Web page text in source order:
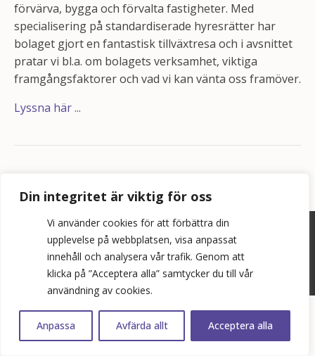
Din integritet är viktig för oss
Vi använder cookies för att förbättra din
upplevelse på webbplatsen, visa anpassat
innehåll och analysera vår trafik. Genom att
klicka på ”Acceptera alla” samtycker du till vår
användning av cookies.
Anpassa Avfärda allt Acceptera alla
förvärva, bygga och förvalta fastigheter. Med
specialisering på standardiserade hyresrätter har
bolaget gjort en fantastisk tillväxtresa och i avsnittet
pratar vi bl.a. om bolagets verksamhet, viktiga
framgångsfaktorer och vad vi kan vänta oss framöver.
Lyssna här ...
©2026 Bopol AB
info@bostadspolitik.se
0704-57 90 06